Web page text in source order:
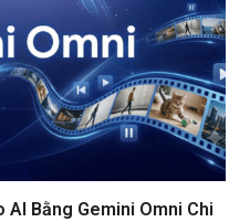
AI Bằng Gemini Omni Chi